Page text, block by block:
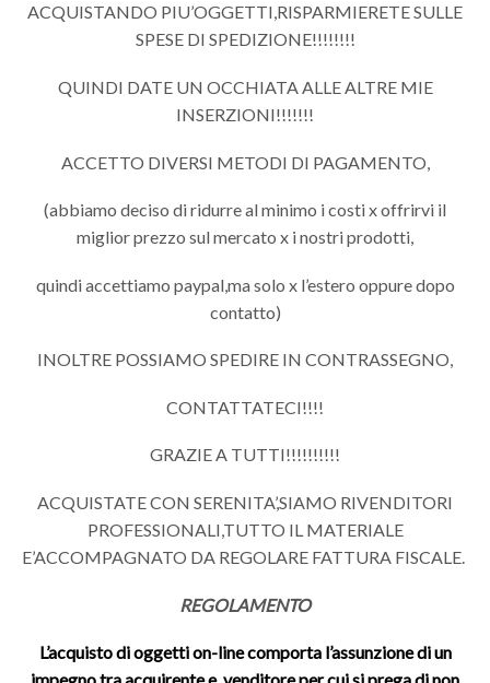
ACQUISTANDO PIU’OGGETTI,RISPARMIERETE SULLE
SPESE DI SPEDIZIONE!!!!!!!!
QUINDI DATE UN OCCHIATA ALLE ALTRE MIE
INSERZIONI!!!!!!!
ACCETTO DIVERSI METODI DI PAGAMENTO,
(abbiamo deciso di ridurre al minimo i costi x offrirvi il
miglior prezzo sul mercato x i nostri prodotti,
quindi accettiamo paypal,ma solo x l’estero oppure dopo
contatto)
INOLTRE POSSIAMO SPEDIRE IN CONTRASSEGNO,
CONTATTATECI!!!!
GRAZIE A TUTTI!!!!!!!!!!
ACQUISTATE CON SERENITA’,SIAMO RIVENDITORI
PROFESSIONALI,TUTTO IL MATERIALE
E’ACCOMPAGNATO DA REGOLARE FATTURA FISCALE.
REGOLAMENTO
L’acquisto di oggetti on-line comporta l’assunzione di un